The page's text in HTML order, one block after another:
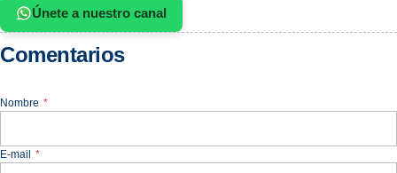
Únete a nuestro canal
Comentarios
Nombre *
E-mail *